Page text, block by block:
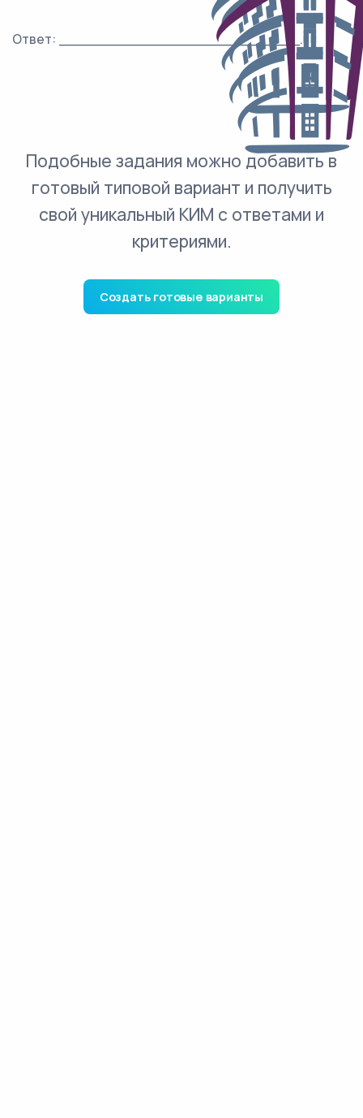
Ответ: ___________________________.
Подобные задания можно добавить в
готовый типовой вариант и получить
свой уникальный КИМ с ответами и
критериями.
Создать готовые варианты